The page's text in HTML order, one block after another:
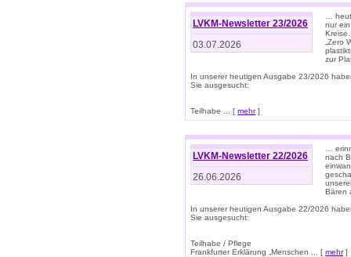
LVKM-Newsletter 23/2026
03.07.2026
…
nur
„Zero
zur
In unserer heutigen Ausgabe 23/2026
Sie ausgesucht:
Teilhabe ... [ mehr]
LVKM-Newsletter 22/2026
26.06.2026
…
nach
Bären
In unserer heutigen Ausgabe 22/2026
Sie ausgesucht:
Teilhabe / Pflege
Frankfurter Erklärung „Menschen ... [ mehr]